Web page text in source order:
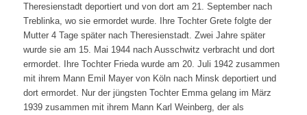
Theresienstadt deportiert und von dort am 21. September nach
Treblinka, wo sie ermordet wurde. Ihre Tochter Grete folgte der
Mutter 4 Tage später nach Theresienstadt. Zwei Jahre später
wurde sie am 15. Mai 1944 nach Ausschwitz verbracht und dort
ermordet. Ihre Tochter Frieda wurde am 20. Juli 1942 zusammen
mit ihrem Mann Emil Mayer von Köln nach Minsk deportiert und
dort ermordet. Nur der jüngsten Tochter Emma gelang im März
1939 zusammen mit ihrem Mann Karl Weinberg, der als